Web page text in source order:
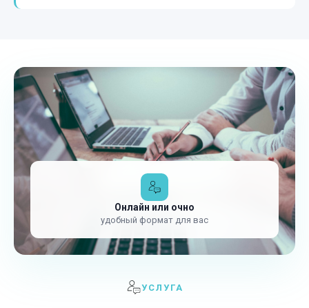
УСЛУГА
Онлайн или очно
удобный формат для вас